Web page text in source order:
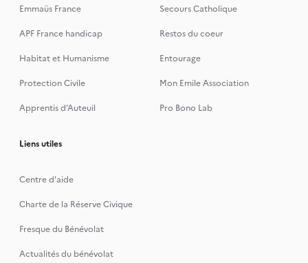
Emmaüs France
Secours Catholique
APF France handicap
Restos du coeur
Habitat et Humanisme
Entourage
Protection Civile
Mon Emile Association
Apprentis d’Auteuil
Pro Bono Lab
Liens utiles
Centre d'aide
Charte de la Réserve Civique
Fresque du Bénévolat
Actualités du bénévolat